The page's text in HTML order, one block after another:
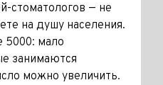
сто­матологов — не
на душу населения.
5000: мало
занимаются
можно увеличить.